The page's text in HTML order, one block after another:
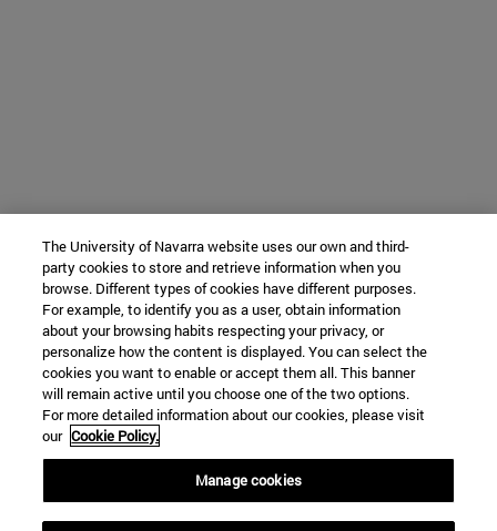
The University of Navarra website uses our own and third-
party cookies to store and retrieve information when you
browse. Different types of cookies have different purposes.
For example, to identify you as a user, obtain information
about your browsing habits respecting your privacy, or
personalize how the content is displayed. You can select the
cookies you want to enable or accept them all. This banner
will remain active until you choose one of the two options.
For more detailed information about our cookies, please visit
our Cookie Policy.
Manage cookies